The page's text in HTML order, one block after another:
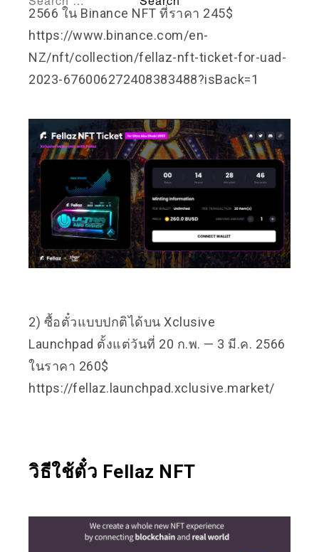
2566 ใน Binance NFT ที่ราคา 245$
https://www.binance.com/en-
NZ/nft/collection/fellaz-nft-ticket-for-uad-
2023-676006272408383488?isBack=1
2) ซื้อตั๋วแบบปกติได้บน Xclusive
Launchpad ตั้งแต่วันที่ 20 ก.พ. — 3 มี.ค. 2566
ในราคา 260$
https://fellaz.launchpad.xclusive.market/
วิธีใช้ตั๋ว Fellaz NFT